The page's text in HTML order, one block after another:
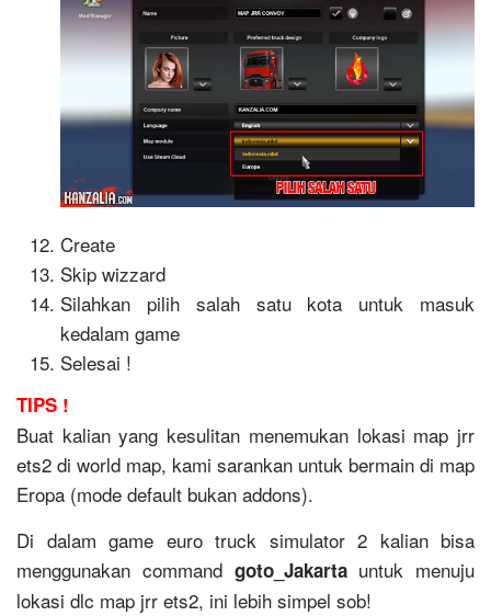
Create
Skip wizzard
Silahkan pilih salah satu kota untuk masuk
kedalam game
Selesai !
TIPS !
Buat kalian yang kesulitan menemukan lokasi map jrr
ets2 di world map, kami sarankan untuk bermain di map
Eropa (mode default bukan addons).
Di dalam game euro truck simulator 2 kalian bisa
menggunakan command goto_Jakartauntuk menuju
lokasi dlc map jrr ets2, ini lebih simpel sob!